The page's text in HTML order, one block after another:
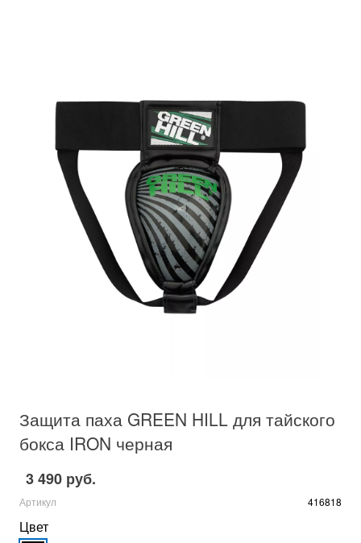
Защита паха GREEN HILL для тайского
бокса IRON черная
3 490 руб.
Артикул 416818
Цвет